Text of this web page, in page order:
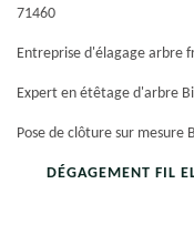
71460
Entreprise d'élagage arbre
Expert en étêtage d'arbre
Pose de clôture sur mesure
DÉGAGEMENT FIL